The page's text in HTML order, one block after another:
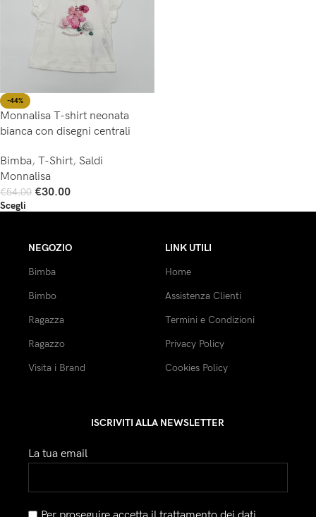
-44%
Monnalisa T-shirt neonata
bianca con disegni centrali
Bimba, T-Shirt, Saldi
Monnalisa
€54.00 €30.00
Scegli
NEGOZIO
Bimba
Bimbo
Ragazza
Ragazzo
Visita i Brand
LINK UTILI
Home
Assistenza Clienti
Termini e Condizioni
Privacy Policy
Cookies Policy
ISCRIVITI ALLA NEWSLETTER
La tua email